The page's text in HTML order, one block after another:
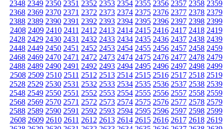
2348 2349 2350 2351 2352 2353 2354 2355 2356 2357 2358 2359
2368 2369 2370 2371 2372 2373 2374 2375 2376 2377 2378 2379
2388 2389 2390 2391 2392 2393 2394 2395 2396 2397 2398 2399
2408 2409 2410 2411 2412 2413 2414 2415 2416 2417 2418 2419
2428 2429 2430 2431 2432 2433 2434 2435 2436 2437 2438 2439
2448 2449 2450 2451 2452 2453 2454 2455 2456 2457 2458 2459
2468 2469 2470 2471 2472 2473 2474 2475 2476 2477 2478 2479
2488 2489 2490 2491 2492 2493 2494 2495 2496 2497 2498 2499
2508 2509 2510 2511 2512 2513 2514 2515 2516 2517 2518 2519
2528 2529 2530 2531 2532 2533 2534 2535 2536 2537 2538 2539
2548 2549 2550 2551 2552 2553 2554 2555 2556 2557 2558 2559
2568 2569 2570 2571 2572 2573 2574 2575 2576 2577 2578 2579
2588 2589 2590 2591 2592 2593 2594 2595 2596 2597 2598 2599
2608 2609 2610 2611 2612 2613 2614 2615 2616 2617 2618 2619